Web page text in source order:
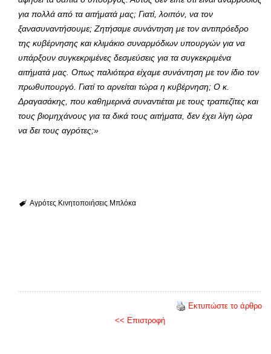
για πολλά από τα αιτήματά μας; Γιατί, λοιπόν, να τον
ξανασυναντήσουμε; Ζητήσαμε συνάντηση με τον αντιπρόεδρο
της κυβέρνησης και κλιμάκιο συναρμόδιων υπουργών για να
υπάρξουν συγκεκριμένες δεσμεύσεις για τα συγκεκριμένα
αιτήματά μας. Οπως παλιότερα είχαμε συνάντηση με τον ίδιο τον
πρωθυπουργό. Γιατί το αρνείται τώρα η κυβέρνηση; Ο κ.
Δραγασάκης, που καθημερινά συναντιέται με τους τραπεζίτες και
τους βιομηχάνους για τα δικά τους αιτήματα, δεν έχει λίγη ώρα
να δει τους αγρότες;»
Αγρότες Κινητοποιήσεις Μπλόκα
Εκτυπώστε το άρθρο
<< Επιστροφή